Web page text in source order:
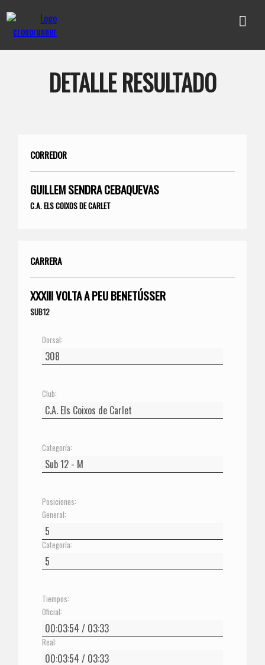
DETALLE RESULTADO
CORREDOR
GUILLEM SENDRA CEBAQUEVAS
C.A. ELS COIXOS DE CARLET
CARRERA
XXXIII VOLTA A PEU BENETÚSSER
SUB12
Dorsal:
Club:
Categoría:
Posiciones:
General:
Categoría:
Tiempos:
Oficial:
Real: